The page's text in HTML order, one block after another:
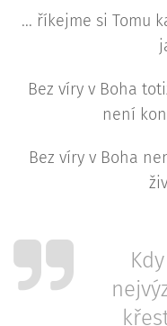
... říkejme si Tomu
Bez víry v Boha
není
Bez víry v Boha